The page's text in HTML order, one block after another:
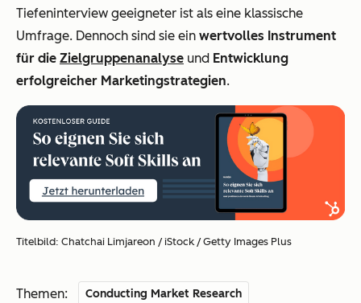
Tiefeninterview geeigneter ist als eine klassische
Umfrage. Dennoch sind sie ein wertvolles Instrument
für die Zielgruppenanalyse und Entwicklung
erfolgreicher Marketingstrategien.
Titelbild: Chatchai Limjareon / iStock / Getty Images Plus
Themen: Conducting Market Research